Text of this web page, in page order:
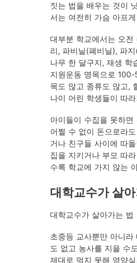
짓는 법을 배우는 것이
서는 여전히 가슴 아프
대부분 학교에서는 오
리, 파비닐(폐비닐), 파
나무 한 달구지, 재생
지원운동 명목으로
목도 많고 종류도 많고,
나이 어린 학생들이 따
아이들이 수집을 못하
어쩔 수 없이 돈으로라
거나 친구들 사이에 따
집을 지키거나 부모 따
수록 학교에 가지 않는
대학교수가 살
대학교수가 살아가는 법
초중등 교사뿐만 아니
도 없고 농사를 지을 수
제대로 먹지 못해 영양